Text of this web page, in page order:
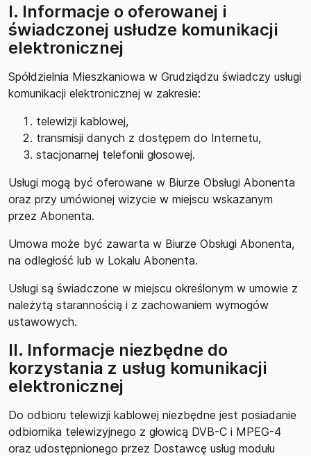
I. Informacje o oferowanej i
świadczonej usłudze komunikacji
elektronicznej
Spółdzielnia Mieszkaniowa w Grudziądzu świadczy usługi
komunikacji elektronicznej w zakresie:
telewizji kablowej,
transmisji danych z dostępem do Internetu,
stacjonarnej telefonii głosowej.
Usługi mogą być oferowane w Biurze Obsługi Abonenta
oraz przy umówionej wizycie w miejscu wskazanym
przez Abonenta.
Umowa może być zawarta w Biurze Obsługi Abonenta,
na odległość lub w Lokalu Abonenta.
Usługi są świadczone w miejscu określonym w umowie z
należytą starannością i z zachowaniem wymogów
ustawowych.
II. Informacje niezbędne do
korzystania z usług komunikacji
elektronicznej
Do odbioru telewizji kablowej niezbędne jest posiadanie
odbiornika telewizyjnego z głowicą DVB-C i MPEG-4
oraz udostępnionego przez Dostawcę usług modułu